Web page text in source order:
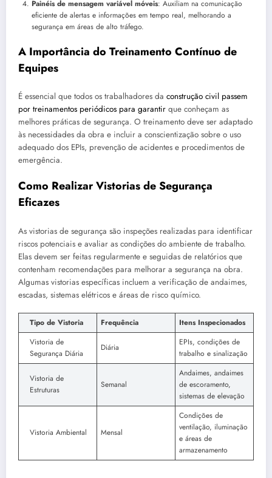
Painéis de mensagem variável móveis: Auxiliam na comunicação
eficiente de alertas e informações em tempo real, melhorando a
segurança em áreas de alto tráfego.
A Importância do Treinamento Contínuo de
Equipes
É essencial que todos os trabalhadores da construção civil passem
por treinamentos periódicos para garantir que conheçam as
melhores práticas de segurança. O treinamento deve ser adaptado
às necessidades da obra e incluir a conscientização sobre o uso
adequado dos EPIs, prevenção de acidentes e procedimentos de
emergência.
Como Realizar Vistorias de Segurança
Eficazes
As vistorias de segurança são inspeções realizadas para identificar
riscos potenciais e avaliar as condições do ambiente de trabalho.
Elas devem ser feitas regularmente e seguidas de relatórios que
contenham recomendações para melhorar a segurança na obra.
Algumas vistorias específicas incluem a verificação de andaimes,
escadas, sistemas elétricos e áreas de risco químico.
Tipo de Vistoria Frequência
Itens Inspecionados
Vistoria de
Segurança Diária
Diária
EPIs, condições de
trabalho e sinalização
Vistoria de
Estruturas
Semanal
Andaimes, andaimes
de escoramento,
sistemas de elevação
Vistoria Ambiental Mensal
Condições de
ventilação, iluminação
e áreas de
armazenamento